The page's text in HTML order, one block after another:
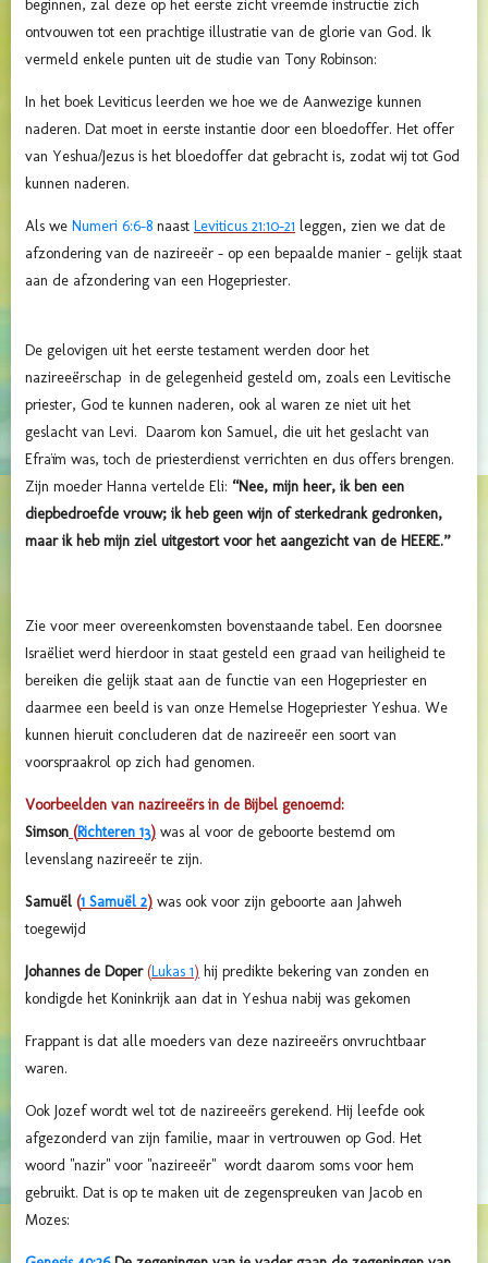
beginnen, zal deze op het eerste zicht vreemde instructie zich
ontvouwen tot een prachtige illustratie van de glorie van God. Ik
vermeld enkele punten uit de studie van Tony Robinson:
In het boek Leviticus leerden we hoe we de Aanwezige kunnen
naderen. Dat moet in eerste instantie door een bloedoffer. Het offer
van Yeshua/Jezus is het bloedoffer dat gebracht is, zodat wij tot God
kunnen naderen.
Als we Numeri 6:6-8 naast Leviticus 21:10-21 leggen, zien we dat de
afzondering van de nazireeër - op een bepaalde manier - gelijk staat
aan de afzondering van een Hogepriester.
De gelovigen uit het eerste testament werden door het
nazireeërschap in de gelegenheid gesteld om, zoals een Levitische
priester, God te kunnen naderen, ook al waren ze niet uit het
geslacht van Levi. Daarom kon Samuel, die uit het geslacht van
Efraïm was, toch de priesterdienst verrichten en dus offers brengen.
Zijn moeder Hanna vertelde Eli: “Nee, mijn heer, ik ben een
diepbedroefde vrouw; ik heb geen wijn of sterkedrank gedronken,
maar ik heb mijn ziel uitgestort voor het aangezicht van de HEERE.”
Zie voor meer overeenkomsten bovenstaande tabel. Een doorsnee
Israëliet werd hierdoor in staat gesteld een graad van heiligheid te
bereiken die gelijk staat aan de functie van een Hogepriester en
daarmee een beeld is van onze Hemelse Hogepriester Yeshua. We
kunnen hieruit concluderen dat de nazireeër een soort van
voorspraakrol op zich had genomen.
Voorbeelden van nazireeërs in de Bijbel genoemd:
Simson (Richteren 13) was al voor de geboorte bestemd om
levenslang nazireeër te zijn.
Samuël (1 Samuël 2) was ook voor zijn geboorte aan Jahweh
toegewijd
Johannes de Doper (Lukas 1) hij predikte bekering van zonden en
kondigde het Koninkrijk aan dat in Yeshua nabij was gekomen
Frappant is dat alle moeders van deze nazireeërs onvruchtbaar
waren.
Ook Jozef wordt wel tot de nazireeërs gerekend. Hij leefde ook
afgezonderd van zijn familie, maar in vertrouwen op God. Het
woord "nazir" voor "nazireeër" wordt daarom soms voor hem
gebruikt. Dat is op te maken uit de zegenspreuken van Jacob en
Mozes: